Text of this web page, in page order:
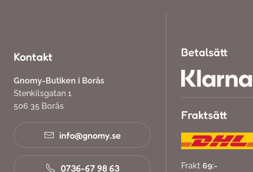
Kontakt
Gnomy-Butiken i Borås
Stenkilsgatan 1
506 35 Borås
info@gnomy.se
0736-67 98 63
Betalsätt
Fraktsätt
Frakt 69:-